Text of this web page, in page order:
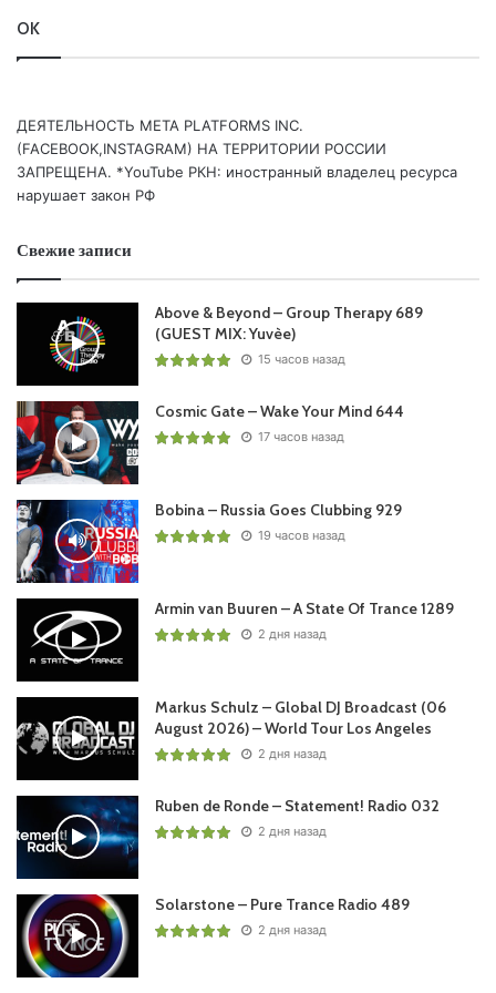
7. Deems – Tears Of Hope (Greg Downey Remix)
/DISCOVER/
10. Mark Allen – Resolution /RATED/
11. David Newsum – 63B Clerkenwell Road /DISCOVER/
Понравился выпуск?
Ваша оценка:
OK
ДЕЯТЕЛЬНОСТЬ МЕТА PLATFORMS INC.
(FACEBOOK,INSTAGRAM) НА ТЕРРИТОРИИ РОССИИ
ЗАПРЕЩЕНА. *YouTube РКН: иностранный владелец ресурса
нарушает закон РФ
Свежие записи
Above & Beyond – Group Therapy 689
(GUEST MIX: Yuvèe)
15 часов назад
Cosmic Gate – Wake Your Mind 644
17 часов назад
Bobina – Russia Goes Clubbing 929
19 часов назад
Armin van Buuren – A State Of Trance 1289
2 дня назад
Markus Schulz – Global DJ Broadcast (06
August 2026) – World Tour Los Angeles
2 дня назад
Ruben de Ronde – Statement! Radio 032
2 дня назад
Solarstone – Pure Trance Radio 489
2 дня назад